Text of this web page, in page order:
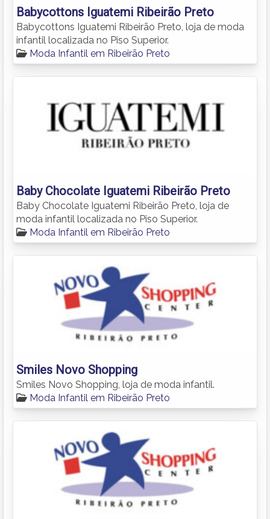
Babycottons Iguatemi Ribeirão Preto
Babycottons Iguatemi Ribeirão Preto, loja de moda
infantil localizada no Piso Superior.
Moda Infantil em Ribeirão Preto
Baby Chocolate Iguatemi Ribeirão Preto
Baby Chocolate Iguatemi Ribeirão Preto, loja de
moda infantil localizada no Piso Superior.
Moda Infantil em Ribeirão Preto
Smiles Novo Shopping
Smiles Novo Shopping, loja de moda infantil.
Moda Infantil em Ribeirão Preto